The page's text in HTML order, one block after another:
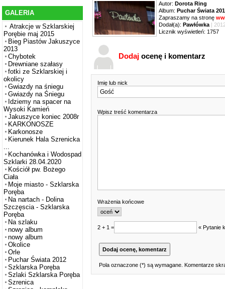
GALERIA
Atrakcje w Szklarskiej
Porębie maj 2015
Bieg Piastów Jakuszyce
2013
Chybotek
Drewniane szałasy
fotki ze Szklarskiej i
okolicy
Gwiazdy na śniegu
Gwiazdy na Śniegu
Idziemy na spacer na
Wysoki Kamień
Jakuszyce koniec 2008r
KARKONOSZE
Karkonosze
Kierunek Hala Szrenicka
...
Kochanówka i Wodospad
Szklarki 28.04.2020
Kościół pw. Bożego
Ciała
Moje miasto - Szklarska
Poręba
Na nartach - Dolina
Szczęscia - Szklarska
Poręba
Na szlaku
nowy album
nowy album
Okolice
Orle
Puchar Świata 2012
Szklarska Poręba
Szlaki Szklarska Poręba
Szrenica
Autor: Dorota Ring
Album: Puchar Świata
Zapraszamy na stronę
Dodał(a): Pawłówka |
Licznik wyświetleń: 1757
Dodaj ocenę i komentarz
Imię lub nick
Wpisz treść komentarza
Wrażenia końcowe
2 + 1 = « Pytanie
Pola oznaczone (*) są wymagane. Komentarze